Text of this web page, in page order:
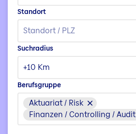
Standort
Suchradius
+10 Km
Berufsgruppe
Aktuariat / Risk
Finanzen / Controlling / Audit